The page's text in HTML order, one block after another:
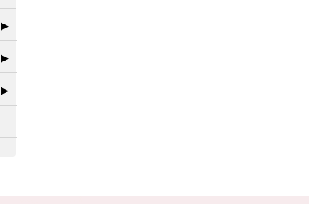
Rozwiń sekcję "II etap projektu (2018–2023)"
▶
Rozwiń sekcję "I etap projektu (2016–2018)"
▶
Rozwiń sekcję "Projekty konkursowe"
▶